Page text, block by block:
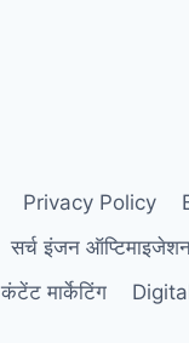
Privacy Policy
सर्च इंजन
कंटेंट मार्केटिंग